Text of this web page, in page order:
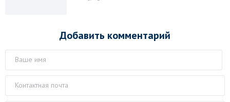
Добавить комментарий